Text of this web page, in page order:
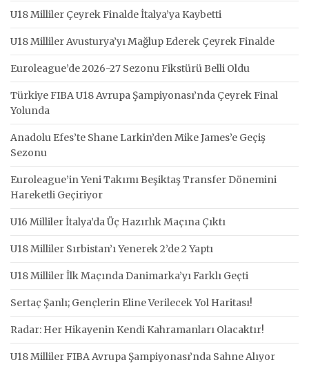
U18 Milliler Çeyrek Finalde İtalya’ya Kaybetti
U18 Milliler Avusturya’yı Mağlup Ederek Çeyrek Finalde
Euroleague’de 2026-27 Sezonu Fikstürü Belli Oldu
Türkiye FIBA U18 Avrupa Şampiyonası’nda Çeyrek Final
Yolunda
Anadolu Efes’te Shane Larkin’den Mike James’e Geçiş
Sezonu
Euroleague’in Yeni Takımı Beşiktaş Transfer Dönemini
Hareketli Geçiriyor
U16 Milliler İtalya’da Üç Hazırlık Maçına Çıktı
U18 Milliler Sırbistan’ı Yenerek 2’de 2 Yaptı
U18 Milliler İlk Maçında Danimarka’yı Farklı Geçti
Sertaç Şanlı; Gençlerin Eline Verilecek Yol Haritası!
Radar: Her Hikayenin Kendi Kahramanları Olacaktır!
U18 Milliler FIBA Avrupa Şampiyonası’nda Sahne Alıyor